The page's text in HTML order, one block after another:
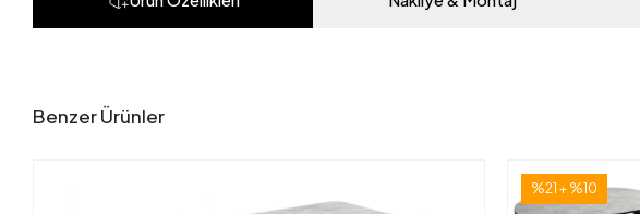
Benzer Ürünler
%21 + %10